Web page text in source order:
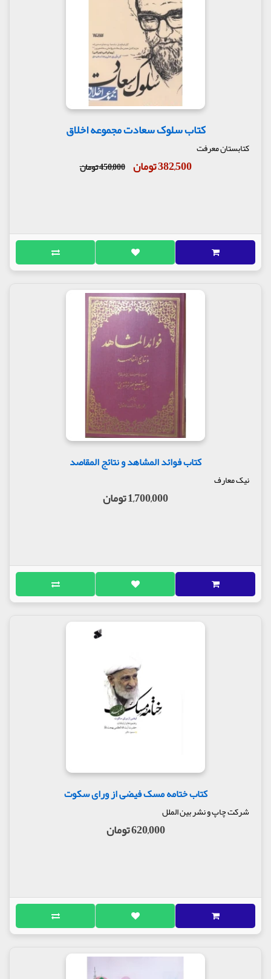
کتاب سلوک سعادت مجموعه اخلاق
کتابستان معرفت
382,500 تومان 450,000 تومان
کتاب فوائد المشاهد و نتائج المقاصد
نیک معارف
1,700,000 تومان
کتاب ختامه مسک فیضی از ورای سکوت
شرکت چاپ و نشر بین الملل
620,000 تومان